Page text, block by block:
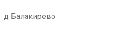
д Балакирево